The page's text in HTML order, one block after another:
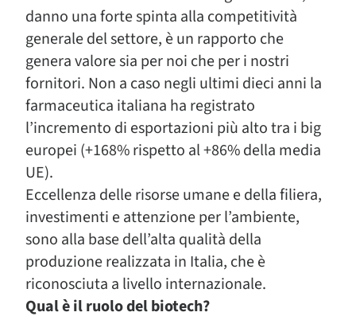
danno una forte spinta alla competitività
generale del settore, è un rapporto che
genera valore sia per noi che per i nostri
fornitori. Non a caso negli ultimi dieci anni la
farmaceutica italiana ha registrato
l’incremento di esportazioni più alto tra i big
europei (+168% rispetto al +86% della media
UE).
Eccellenza delle risorse umane e della filiera,
investimenti e attenzione per l’ambiente,
sono alla base dell’alta qualità della
produzione realizzata in Italia, che è
riconosciuta a livello internazionale.
Qual è il ruolo del biotech?